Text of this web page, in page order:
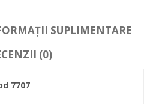
SUPLIMENTARE
(0)
7707